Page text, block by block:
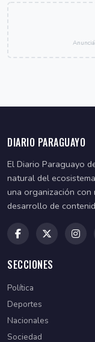
DIARIO PARAGUAYO
El Diario Paraguayo
natural del
una organización
desarrollo de
SECCIONES
Política
Deportes
Nacionales
Sociedad